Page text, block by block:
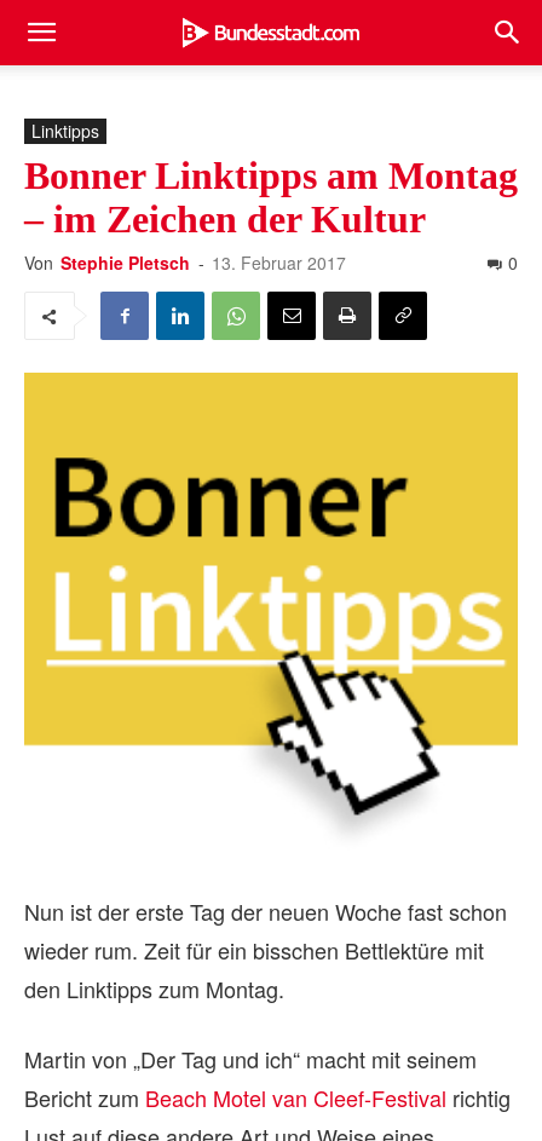
Linktipps
Bonner Linktipps am Montag
– im Zeichen der Kultur
Von Stephie Pletsch - 13. Februar 2017 0
Nun ist der erste Tag der neuen Woche fast schon
wieder rum. Zeit für ein bisschen Bettlektüre mit
den Linktipps zum Montag.
Martin von „Der Tag und ich“ macht mit seinem
Bericht zum Beach Motel van Cleef-Festival richtig